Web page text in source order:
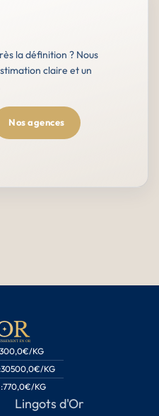
la définition ? Nous
claire et un
Nos agences
€/KG
30500,0€/KG
770,0€/KG
Lingots d'Or